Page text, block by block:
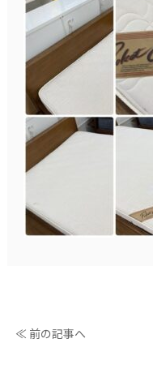
≪ 前の記事へ